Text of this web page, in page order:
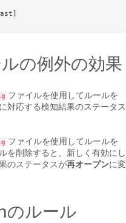
の例外の効果
ファイルを使用してルールを
対応する検知結果のステータス
ファイルを使用してルールを
を削除すると、新しく有効にし
のステータスが再オープンに変
のルール